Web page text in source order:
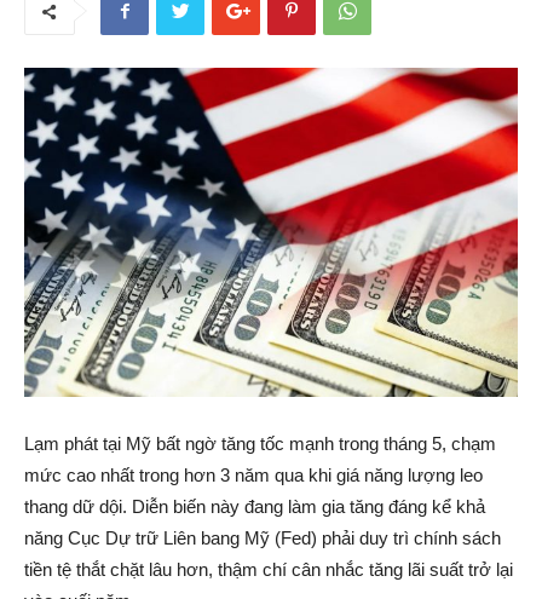
Lạm phát tại Mỹ bất ngờ tăng tốc mạnh trong tháng 5, chạm
mức cao nhất trong hơn 3 năm qua khi giá năng lượng leo
thang dữ dội. Diễn biến này đang làm gia tăng đáng kể khả
năng Cục Dự trữ Liên bang Mỹ (Fed) phải duy trì chính sách
tiền tệ thắt chặt lâu hơn, thậm chí cân nhắc tăng lãi suất trở lại